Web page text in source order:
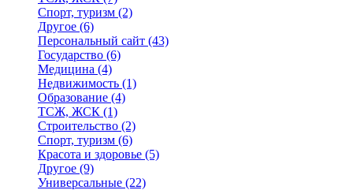
Спорт, туризм (2)
Другое (6)
Персональный сайт (43)
Государство (6)
Медицина (4)
Недвижимость (1)
Образование (4)
ТСЖ, ЖСК (1)
Строительство (2)
Спорт, туризм (6)
Красота и здоровье (5)
Другое (9)
Универсальные (22)